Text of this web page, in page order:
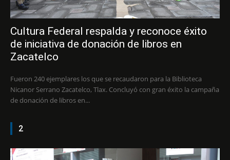
Cultura Federal respalda y reconoce éxito
de iniciativa de donación de libros en
Zacatelco
Fueron 240 ejemplares los que se recaudaron para la Biblioteca
Nicanor Serrano Zacatelco, Tlax. Concluyó con gran éxito la campaña
de donación de libros en...
2